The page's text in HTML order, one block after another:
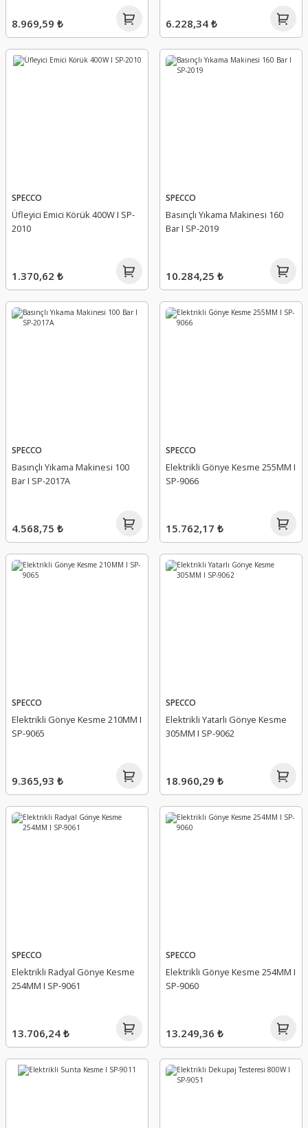
8.969,59 ₺ 6.228,34 ₺
SPECCO
Üfleyici Emici Körük 400W I SP-
2010
1.370,62 ₺
SPECCO
Basınçlı Yıkama Makinesi 160
Bar I SP-2019
10.284,25 ₺
SPECCO
Basınçlı Yıkama Makinesi 100
Bar I SP-2017A
4.568,75 ₺
SPECCO
Elektrikli Gönye Kesme 255MM I
SP-9066
15.762,17 ₺
SPECCO
Elektrikli Gönye Kesme 210MM I
SP-9065
9.365,93 ₺
SPECCO
Elektrikli Yatarlı Gönye Kesme
305MM I SP-9062
18.960,29 ₺
SPECCO
Elektrikli Radyal Gönye Kesme
254MM I SP-9061
13.706,24 ₺
SPECCO
Elektrikli Gönye Kesme 254MM I
SP-9060
13.249,36 ₺